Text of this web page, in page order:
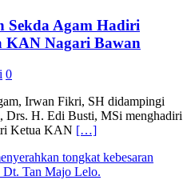
Sekda Agam Hadiri
KAN Nagari Bawan
0
Irwan Fikri, SH didampingi
Drs. H. Edi Busti, MSi menghadiri
Ketua KAN […]